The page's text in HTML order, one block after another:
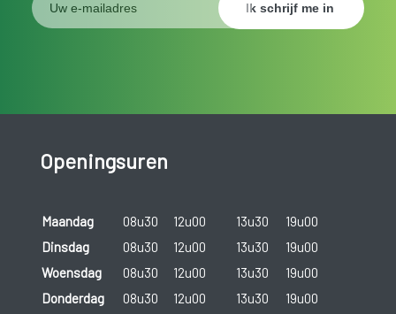
Openingsuren
Maandag 08u30 12u00 13u30
19u00
Dinsdag
08u30 12u00 13u30
19u00
Woensdag
08u30 12u00 13u30
19u00
Donderdag
08u30 12u00 13u30
19u00